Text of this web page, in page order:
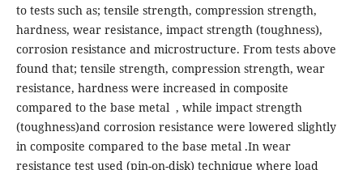
to tests such as; tensile strength, compression strength,
hardness, wear resistance, impact strength (toughness),
corrosion resistance and microstructure. From tests above
found that; tensile strength, compression strength, wear
resistance, hardness were increased in composite
compared to the base metal , while impact strength
(toughness)and corrosion resistance were lowered slightly
in composite compared to the base metal .In wear
resistance test used (pin-on-disk) technique where load